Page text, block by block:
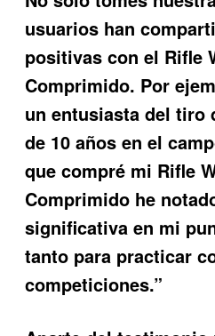
usuarios han
positivas con el Rifle
Comprimido. Por
un entusiasta del tiro
de 10 años en el
que compré mi Rifle
Comprimido he
significativa en mi
tanto para practicar
competiciones.”